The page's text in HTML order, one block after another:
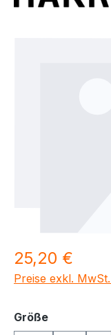
Regulärer Preis:
25,20 €
Preise exkl.
Größeauswählen